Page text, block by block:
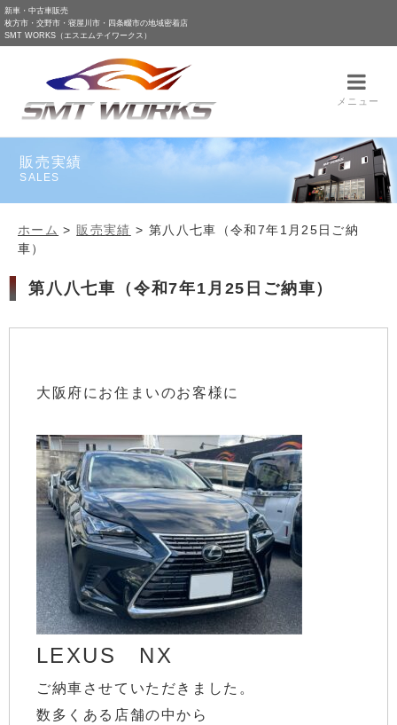
新車・中古車販売
枚方市・交野市・寝屋川市・四条畷市の地域密着店
SMT WORKS（エスエムテイワークス）
メニュー
販売実績
SALES
ホーム >販売実績 > 第八八七車（令和7年1月25日ご納
車）
第八八七車（令和7年1月25日ご納車）
大阪府にお住まいのお客様に
LEXUS NX
ご納車させていただきました。
数多くある店舗の中から